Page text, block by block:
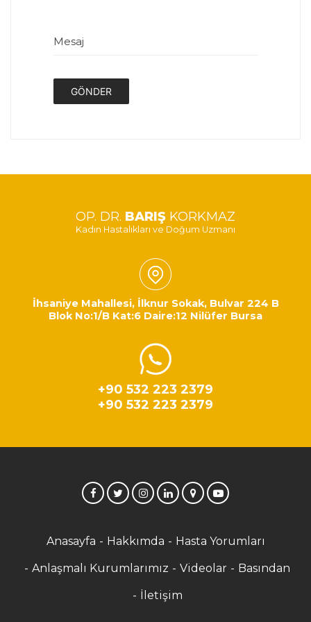
Mesaj
GÖNDER
OP. DR. BARIŞ KORKMAZ
Kadın Hastalıkları ve Doğum Uzmanı
İhsaniye Mahallesi, İlknur Sokak, Bulvar 224 B
Blok No:1/B Kat:6 Daire:12 Nilüfer Bursa
+90 532 223 2379
+90 532 223 2379
Anasayfa Hakkımda Hasta Yorumları
Anlaşmalı Kurumlarımız Videolar Basından
İletişim